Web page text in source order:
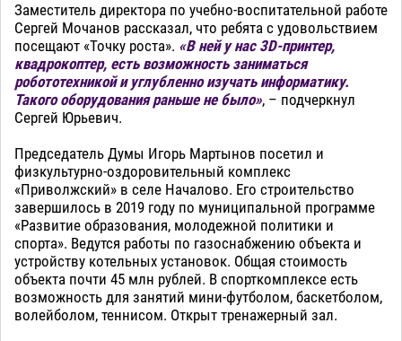
Заместитель директора по учебно-воспитательной работе
Сергей Мочанов рассказал, что ребята с удовольствием
посещают «Точку роста». «В ней у нас 3D-принтер,
квадрокоптер, есть возможность заниматься
робототехникой и углубленно изучать информатику.
Такого оборудования раньше не было», – подчеркнул
Сергей Юрьевич.
Председатель Думы Игорь Мартынов посетил и
физкультурно-оздоровительный комплекс
«Приволжский» в селе Началово. Его строительство
завершилось в 2019 году по муниципальной программе
«Развитие образования, молодежной политики и
спорта». Ведутся работы по газоснабжению объекта и
устройству котельных установок. Общая стоимость
объекта почти 45 млн рублей. В спорткомплексе есть
возможность для занятий мини-футболом, баскетболом,
волейболом, теннисом. Открыт тренажерный зал.